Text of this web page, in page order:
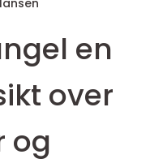
en
over
og